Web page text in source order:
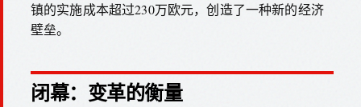
镇的实施成本超过230万欧元，创造了一种新的经济
壁垒。
闭幕：变革的衡量